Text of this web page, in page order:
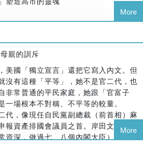
不是官二代，更不是富二代，出身底層
走到這一步？
歷，更是一個勵志的故事。她寧折不彎
強毅力，像台灣流行的口號「自己的國
是「自己的命運自己主宰」。這位早年
風馳電掣，追求刺激和感覺的女孩，今
型機車」，叱吒風雲地登上了國家舞
車，掛檔、變速、加大油門，衝向第二
方向。
於高市早苗的書會告訴讀者，高市走到
票，而是鐵棒磨成針的堅信和艱辛。早
提攜
輝點燃她的勇氣
苗與佘契爾夫人的靈魂之約
——高市早苗的隱形導師
」——美國先賢示她強國藍圖
More
親的訓斥
美國「獨立宣言」還把它寫入內文。但
沒有這種「平等」，她不是官二代，也
非常普通的平民家庭，她跟「官富子
一場根本不對稱、不平等的較量。
代，像現任自民黨副總裁（前首相）麻
報資產排國會議員之首。岸田文雄政府
資深，做過七、八個內閣大臣）也是有
More